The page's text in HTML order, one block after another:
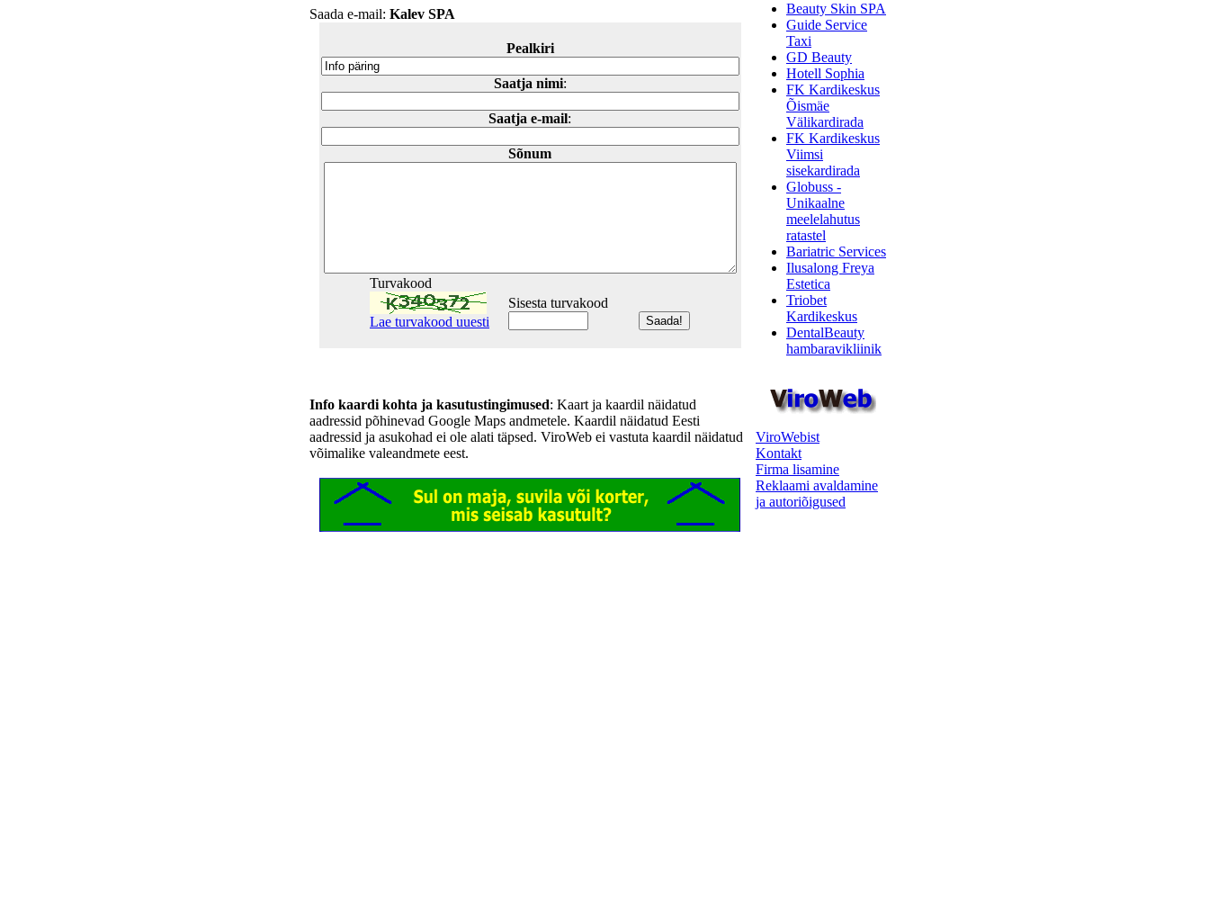
Saada e-mail: Kalev SPA
Pealkiri
Saatja nimi:
Saatja e-mail:
Sõnum
Turvakood
Lae turvakood uuesti
Sisesta turvakood
Info kaardi kohta ja kasutustingimused: Kaart ja kaardil näidatud
aadressid põhinevad Google Maps andmetele. Kaardil näidatud Eesti
aadressid ja asukohad ei ole alati täpsed. ViroWeb ei vastuta kaardil näidatud
võimalike valeandmete eest.
Beauty Skin SPA
Guide Service
Taxi
GD Beauty
Hotell Sophia
FK Kardikeskus
Õismäe
Välikardirada
FK Kardikeskus
Viimsi
sisekardirada
Globuss -
Unikaalne
meelelahutus
ratastel
Bariatric Services
Ilusalong Freya
Estetica
Triobet
Kardikeskus
DentalBeauty
hambaravikliinik
ViroWebist
Kontakt
Firma lisamine
Reklaami avaldamine
ja autoriõigused